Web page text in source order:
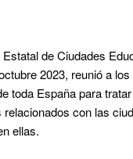
de Ciudades
2023, reunió a
toda España para
con las
ellas.